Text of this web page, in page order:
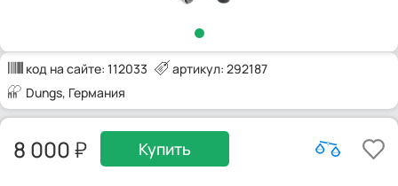
код на сайте: 112033
артикул: 292187
Dungs, Германия
8 000 Купить